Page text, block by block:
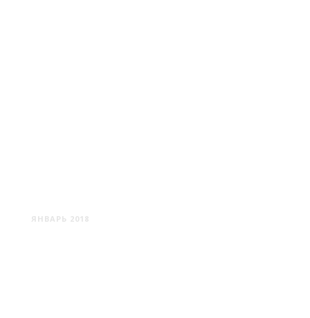
ЯНВАРЬ 2018